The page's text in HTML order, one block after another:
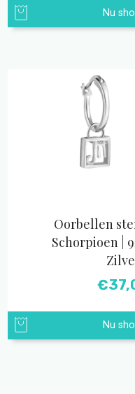
Nu
Oorbellen
Schorpioen |
€
Nu